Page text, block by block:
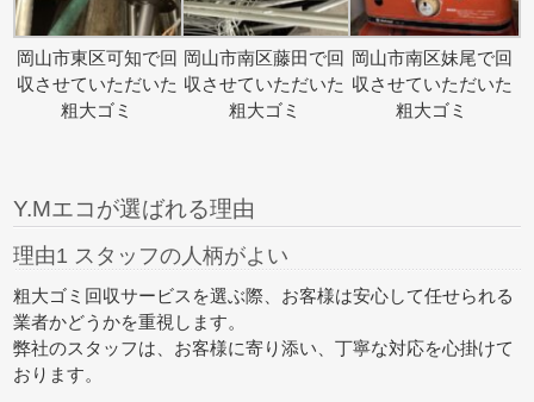
岡山市東区可知で回
収させていただいた
粗大ゴミ
岡山市南区藤田で回
収させていただいた
粗大ゴミ
岡山市南区妹尾で回
収させていただいた
粗大ゴミ
Y.Mエコが選ばれる理由
理由1 スタッフの人柄がよい
粗大ゴミ回収サービスを選ぶ際、お客様は安心して任せられる
業者かどうかを重視します。
弊社のスタッフは、お客様に寄り添い、丁寧な対応を心掛けて
おります。